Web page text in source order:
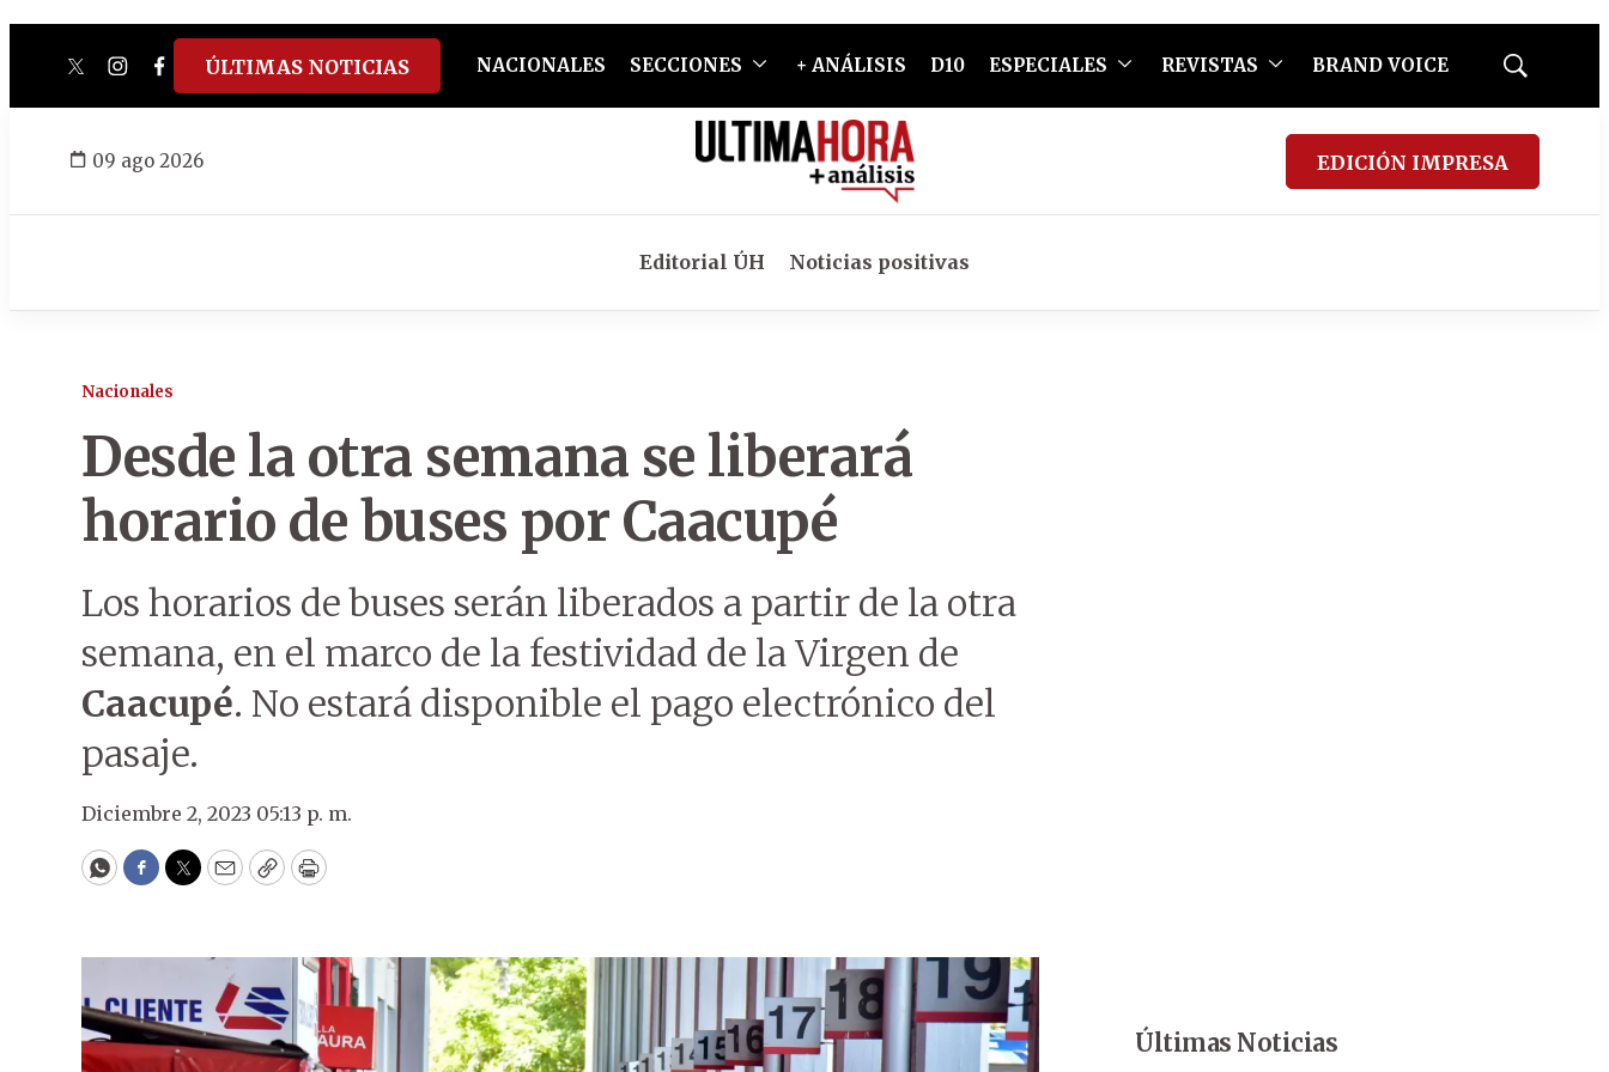
twitterinstagram
facebook
tiktokyoutube
spotify
ÚLTIMAS NOTICIAS NACIONALES SECCIONES + ANÁLISIS D10 ESPECIALES REVISTAS BRAND VOICE
Mostrar
09 ago 2026 EDICIÓN IMPRESA
Editorial ÚH Noticias positivas
Nacionales
Desde la otra semana se liberará
horario de buses por Caacupé
Los horarios de buses serán liberados a partir de la otra
semana, en el marco de la festividad de la Virgen de
Caacupé. No estará disponible el pago electrónico del
pasaje.
Diciembre 2, 2023 05:13 p. m.
WhatsApp
Facebook
Twitter
EmailCopyPrint
Últimas Noticias